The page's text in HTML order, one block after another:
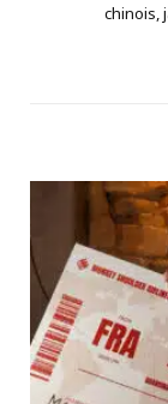
chinois,